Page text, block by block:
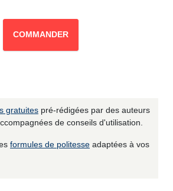
COMMANDER
gratuites pré-rédigées par des auteurs
de conseils d'utilisation.
formules de politesse adaptées à vos